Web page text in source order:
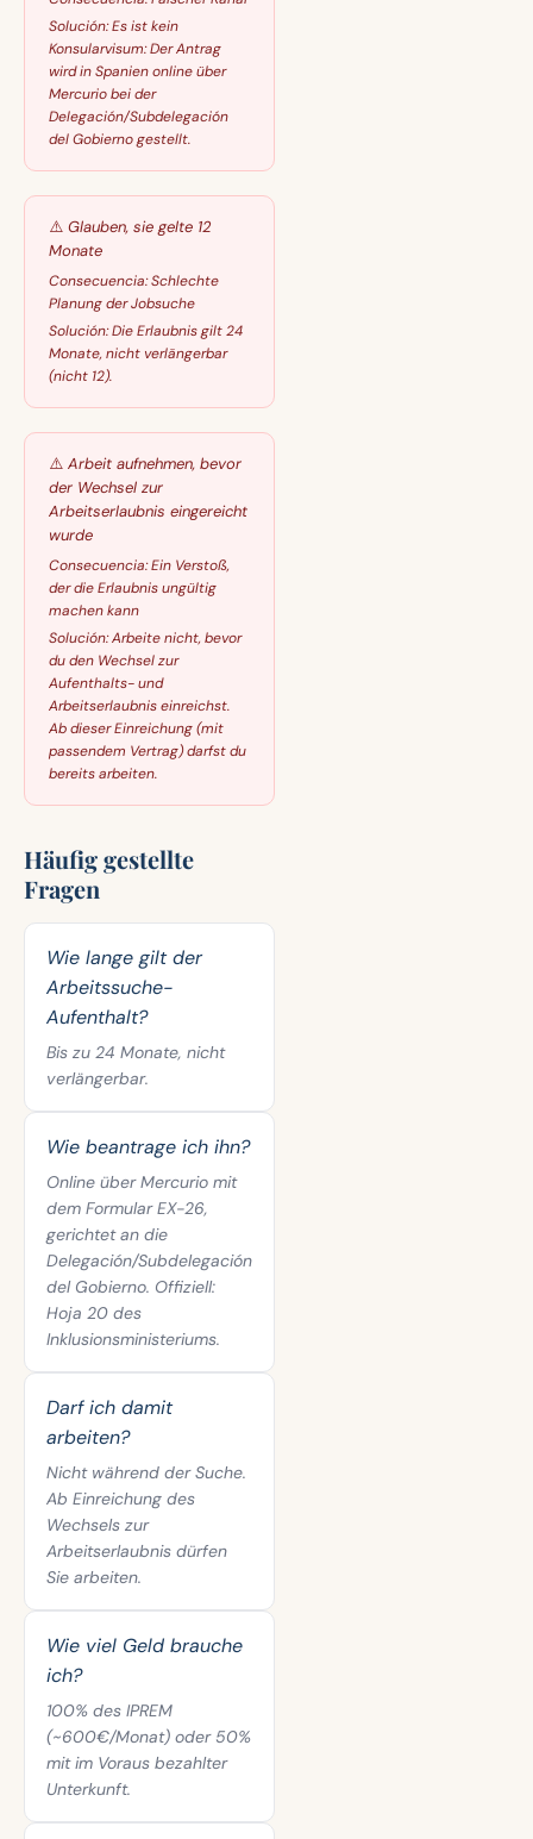
Solución:Es ist kein
Konsularvisum: Der Antrag
wird in Spanien online über
Mercurio bei der
Delegación/Subdelegación
del Gobierno gestellt.
⚠️ Glauben, sie gelte 12
Monate
Consecuencia:Schlechte
Planung der Jobsuche
Solución:Die Erlaubnis gilt 24
Monate, nicht verlängerbar
(nicht 12).
⚠️ Arbeit aufnehmen, bevor
der Wechsel zur
Arbeitserlaubnis eingereicht
wurde
Consecuencia:Ein Verstoß,
der die Erlaubnis ungültig
machen kann
Solución:Arbeite nicht, bevor
du den Wechsel zur
Aufenthalts- und
Arbeitserlaubnis einreichst.
Ab dieser Einreichung (mit
passendem Vertrag) darfst du
bereits arbeiten.
Häufig gestellte
Fragen
Wie lange gilt der
Arbeitssuche-
Aufenthalt?
Bis zu 24 Monate, nicht
verlängerbar.
Wie beantrage ich ihn?
Online über Mercurio mit
dem Formular EX-26,
gerichtet an die
Delegación/Subdelegación
del Gobierno. Offiziell:
Hoja 20 des
Inklusionsministeriums.
Darf ich damit
arbeiten?
Nicht während der Suche.
Ab Einreichung des
Wechsels zur
Arbeitserlaubnis dürfen
Sie arbeiten.
Wie viel Geld brauche
ich?
100% des IPREM
(~600€/Monat) oder 50%
mit im Voraus bezahlter
Unterkunft.